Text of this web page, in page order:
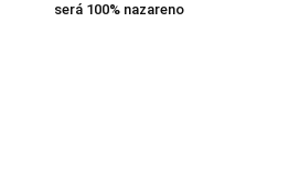
será 100% nazareno